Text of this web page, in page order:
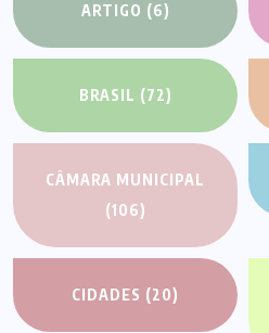
ARTIGO (6)
BRASIL (72)
CÂMARA MUNICIPAL
(106)
CIDADES (20)